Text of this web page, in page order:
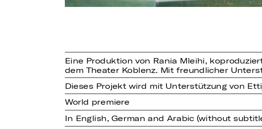
Eine Produktion von Rania Mleihi,
dem Theater Koblenz. Mit freundlicher
Dieses Projekt wird mit Unterstützung von
World premiere
In English, German and Arabic (without